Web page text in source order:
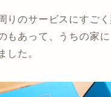
りのサービスにすご
もあって、うちの家
した。